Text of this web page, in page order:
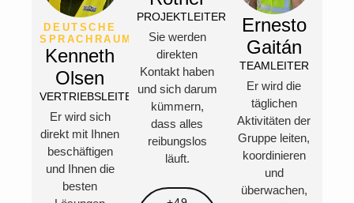
DEUTSCHE
SPRACHRAUM
Kenneth
Olsen
VERTRIEBSLEITER
Er wird sich
direkt mit Ihnen
beschäftigen
und Ihnen die
besten
PROJEKTLEITERIN
Sie werden
direkten
Kontakt haben
und sich darum
kümmern,
dass alles
reibungslos
läuft.
Ernesto
Gaitán
TEAMLEITER
Er wird die
täglichen
Aktivitäten der
Gruppe leiten,
koordinieren
und
überwachen,